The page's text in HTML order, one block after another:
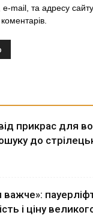
mail, та адресу
прикрас для
до
важче»:
і ціну